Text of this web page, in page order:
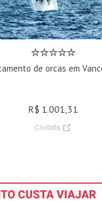
de orcas em
R$ 1.001,31
Civitatis